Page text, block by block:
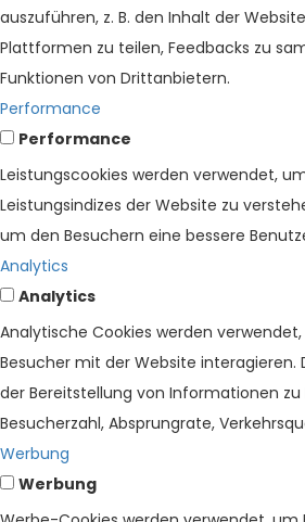
auszuführen, z. B. den Inhalt der
Plattformen zu teilen, Feedbacks zu
Funktionen von Drittanbietern.
Performance
Performance
Leistungscookies werden verwendet,
Leistungsindizes der Website zu
um den Besuchern eine bessere
Analytics
Analytics
Analytische Cookies werden
Besucher mit der Website interagieren.
der Bereitstellung von Informationen zu
Besucherzahl, Absprungrate,
Werbung
Werbung